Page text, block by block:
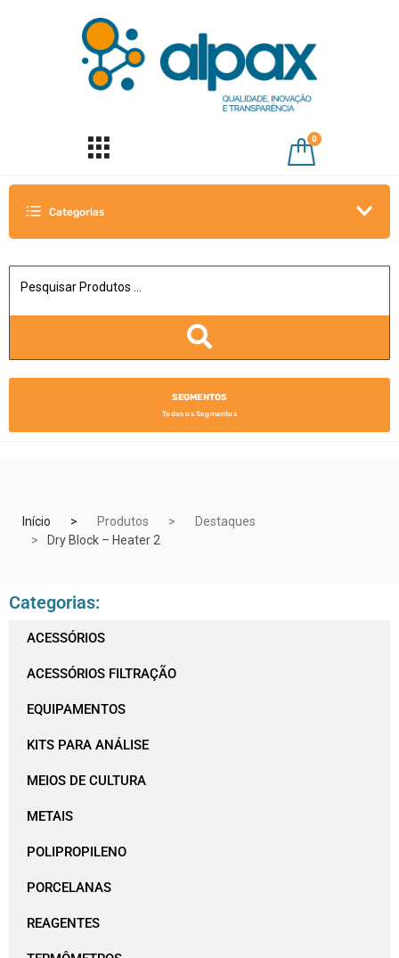
0
Categorias
SEGMENTOS
Todos os Segmentos
Início Produtos
Destaques
Dry Block – Heater 2
Categorias:
ACESSÓRIOS
ACESSÓRIOS FILTRAÇÃO
EQUIPAMENTOS
KITS PARA ANÁLISE
MEIOS DE CULTURA
METAIS
POLIPROPILENO
PORCELANAS
REAGENTES